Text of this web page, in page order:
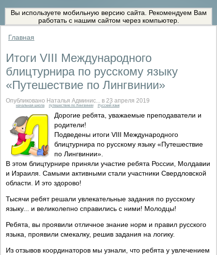
Вы используете мобильную версию сайта. Рекомендуем Вам
работать с нашим сайтом через компьютер.
Главная
Итоги VIII Международного
блицтурнира по русскому языку
«Путешествие по Лингвинии»
Опубликовано Наталья Админис... в 23 апреля 2019
начальная школа путешествие по Лингвинии Русский язык
Дорогие ребята, уважаемые преподаватели и
родители!
Подведены итоги VIII Международного
блицтурнира по русскому языку «Путешествие
по Лингвинии».
В этом блицтурнире приняли участие ребята России, Молдавии
и Израиля. Самыми активными стали участники Свердловской
области. И это здорово!
Тысячи ребят решали увлекательные задания по русскому
языку... и великолепно справились с ними! Молодцы!
Ребята, вы проявили отличное знание норм и правил русского
языка, проявили смекалку, решив задания на логику.
Из отзывов координаторов мы узнали, что ребята у увлечением